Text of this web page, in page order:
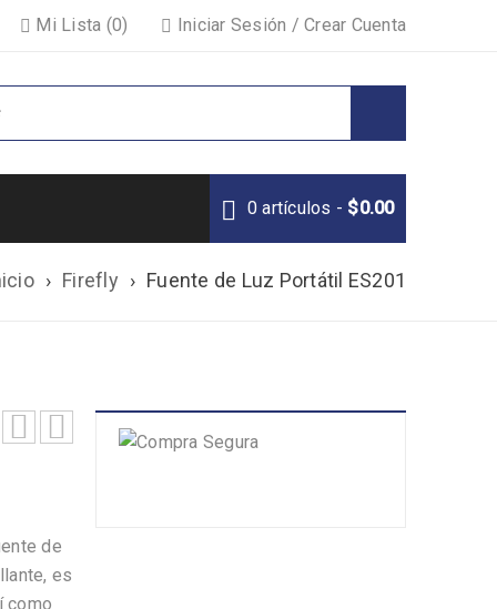
Iniciar Sesión / Crear Cuenta
Mi Lista (0)
0 artículos - $0.00
› Firefly › Fuente de Luz Portátil ES201
de
es
como